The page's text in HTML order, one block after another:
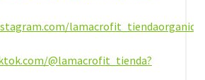
lamacrofit_tiendaorganica/
@lamacrofit_tienda?